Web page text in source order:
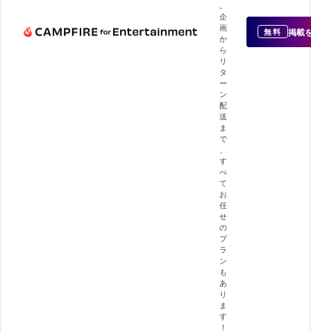
企
画
か
ら
リ
タ
ー
ン
配
送
ま
で
す
べ
て
お
任
せ
の
プ
ラ
ン
も
あ
り
ま
す
！
無料 掲載